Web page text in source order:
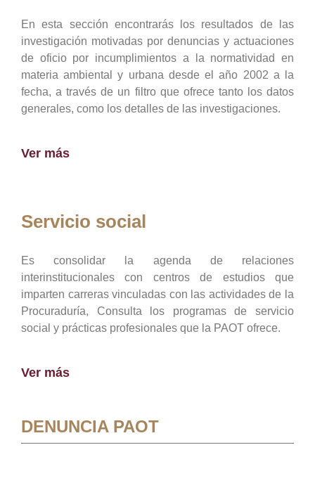
En esta sección encontrarás los resultados de las
investigación motivadas por denuncias y actuaciones
de oficio por incumplimientos a la normatividad en
materia ambiental y urbana desde el año 2002 a la
fecha, a través de un filtro que ofrece tanto los datos
generales, como los detalles de las investigaciones.
Ver más
Servicio social
Es consolidar la agenda de relaciones
interinstitucionales con centros de estudios que
imparten carreras vinculadas con las actividades de la
Procuraduría, Consulta los programas de servicio
social y prácticas profesionales que la PAOT ofrece.
Ver más
DENUNCIA PAOT